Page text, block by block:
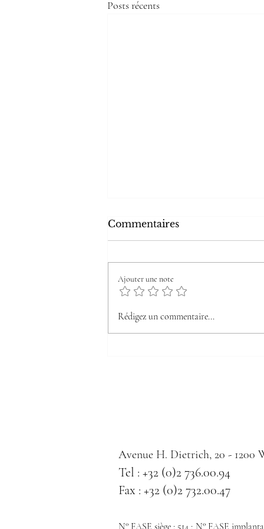
Posts récents
Commentaires
Ajouter une note
Rédigez un commentaire...
Avenue H. Dietrich, 20 - 1200
Tel : +32 (0)2 736.00.94
Fax : +32 (0)2 732.00.47